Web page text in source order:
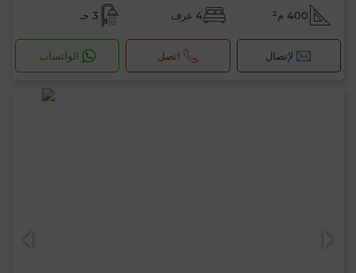
400 م² 4 غرف 3 حـ
لإتصال اتصل الواتساب